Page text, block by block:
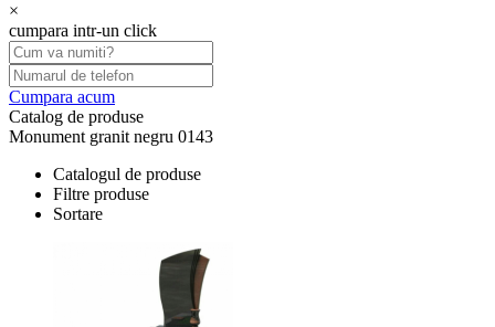
×
cumpara intr-un click
Cumpara acum
Catalog de produse
Monument granit negru 0143
Catalogul de produse
Filtre produse
Sortare